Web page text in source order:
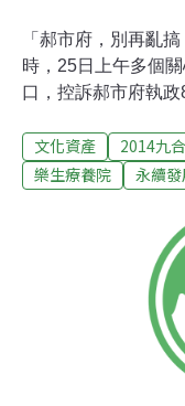
「郝市府，別再亂
時，25日上午多個
口，控訴郝市府執
崖前勒馬，做好「
要幫前朝擦屁股，更
嘉禾新村、天母羅
立刻停止瓶蓋工廠
珍貴古蹟，而正趕
友倫故居、國父紀
批，雖然今年是台
花大錢「再現、再
走過歷史的老樹、
文化資產 2014九
樂生療養院
永續發